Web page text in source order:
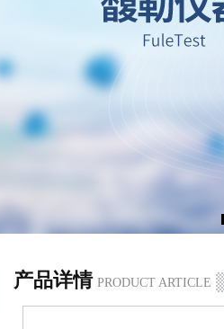
产品详情 PRODUCT ARTICLE